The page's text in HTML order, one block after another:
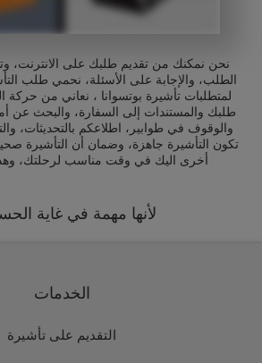
نحن نمكنك من تقديم طلبك على الانترنت،
الطلب، والإجابة على الأسئلة، نحمي طلب
لمتطلبات تأشيرة بوتسوانا ، نعاني من حركة
طلبك والمستندات إلى السفارة، والبحث عن
والوقوف في طوابير، اطلاعكم بالتحديثات،
تكون التأشيرة جاهزة، وضمان أن التأشيرة
أخرى اليك في وقت مناسب لرحلتك،
لأنها مهمة في غاية
الخدمات
التقديم على تأشيرة